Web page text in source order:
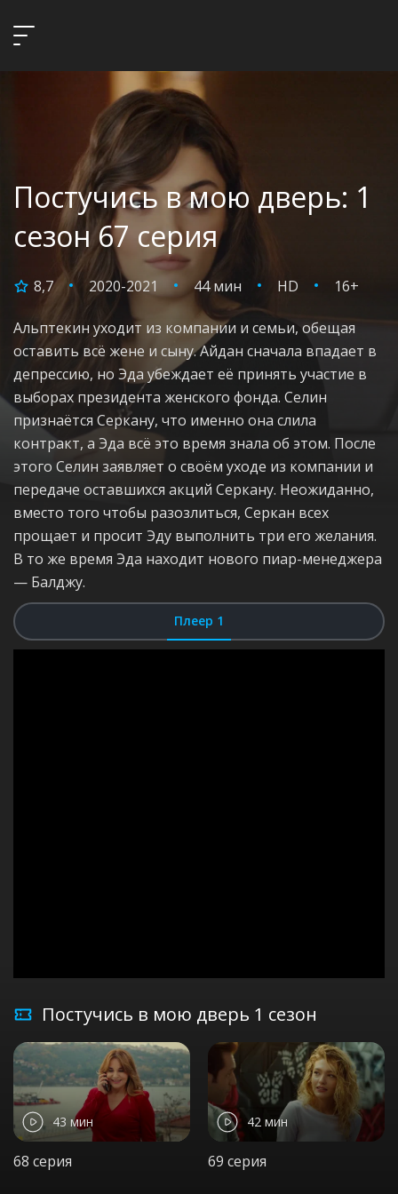
Постучись в мою дверь: 1
сезон 67 серия
8,7 2020-2021 44 мин HD 16+
Альптекин уходит из компании и семьи, обещая
оставить всё жене и сыну. Айдан сначала впадает в
депрессию, но Эда убеждает её принять участие в
выборах президента женского фонда. Селин
признаётся Серкану, что именно она слила
контракт, а Эда всё это время знала об этом. После
этого Селин заявляет о своём уходе из компании и
передаче оставшихся акций Серкану. Неожиданно,
вместо того чтобы разозлиться, Серкан всех
прощает и просит Эду выполнить три его желания.
В то же время Эда находит нового пиар-менеджера
— Балджу.
Плеер 1
Постучись в мою дверь 1 сезон
43 мин
68 серия
42 мин
69 серия